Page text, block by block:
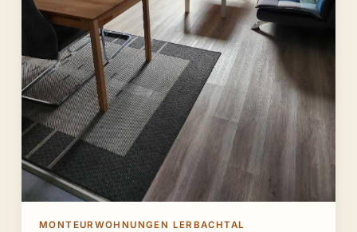
MONTEURWOHNUNGEN LERBACHTAL